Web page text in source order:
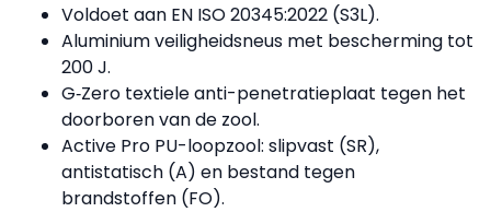
Voldoet aan EN ISO 20345:2022 (S3L).
Aluminium veiligheidsneus met bescherming tot
200 J.
G‑Zero textiele anti-penetratieplaat tegen het
doorboren van de zool.
Active Pro PU-loopzool: slipvast (SR),
antistatisch (A) en bestand tegen
brandstoffen (FO).